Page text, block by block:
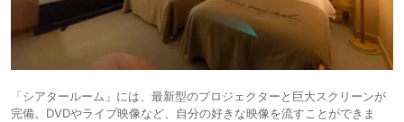
「シアタールーム」には、最新型のプロジェクターと巨大スクリーンが
完備。DVDやライブ映像など、自分の好きな映像を流すことができま